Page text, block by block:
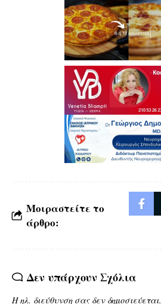
Μοιραστείτε το
άρθρο:
Δεν υπάρχουν Σχόλια
Η ηλ. διεύθυνση σας δεν δημοσιεύεται.